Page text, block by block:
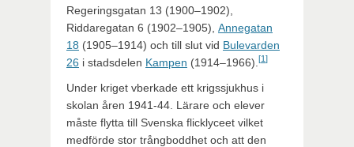
Regeringsgatan 13 (1900–1902),
Riddaregatan 6 (1902–1905), Annegatan
18 (1905–1914) och till slut vid Bulevarden
26 i stadsdelen Kampen (1914–1966). [1]
Under kriget vberkade ett krigssjukhus i
skolan åren 1941-44. Lärare och elever
måste flytta till Svenska flicklyceet vilket
medförde stor trångboddhet och att den